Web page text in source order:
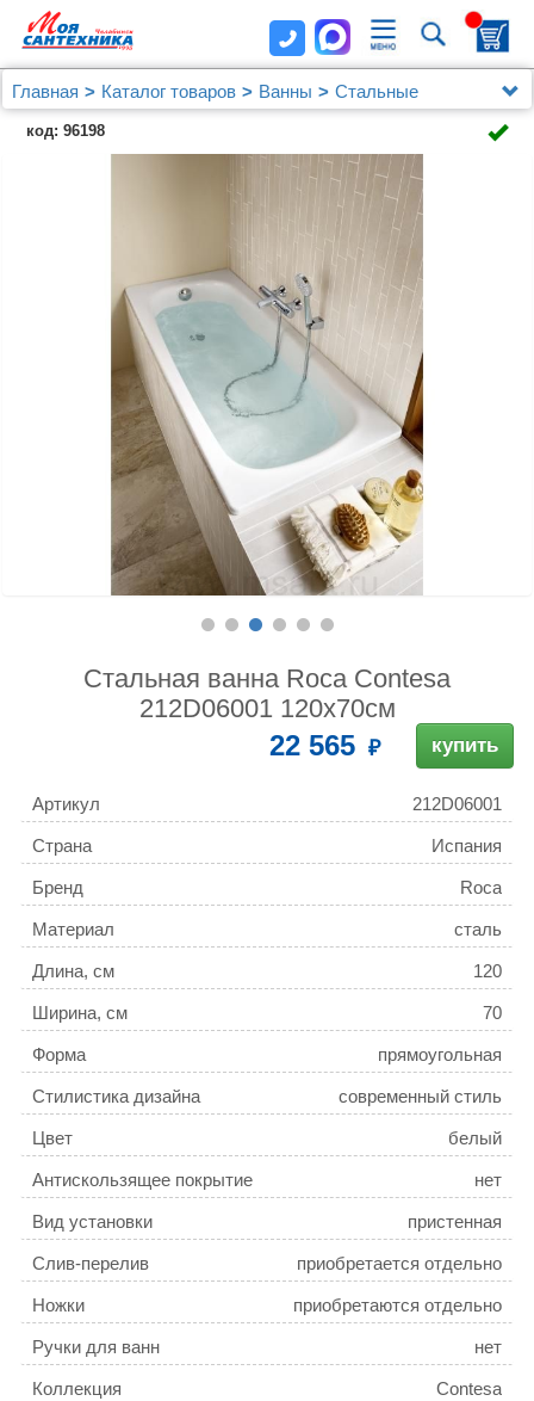
Главная Каталог товаров Ванны
Стальные
Стальная ванна Roca Contesa 212D06001 120x70см
код: 96198
Стальная ванна Roca Contesa
212D06001 120x70см
22 565 купить
Артикул 212D06001
Страна Испания
Бренд Roca
Материал сталь
Длина, см 120
Ширина, см 70
Форма прямоугольная
Стилистика дизайна современный стиль
Цвет белый
Антискользящее покрытие нет
Вид установки пристенная
Слив-перелив приобретается отдельно
Ножки приобретаются отдельно
Ручки для ванн нет
Коллекция Contesa